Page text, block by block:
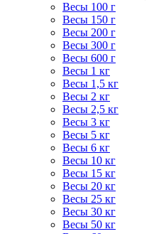
Весы 100 г
Весы 150 г
Весы 200 г
Весы 300 г
Весы 600 г
Весы 1 кг
Весы 1,5 кг
Весы 2 кг
Весы 2,5 кг
Весы 3 кг
Весы 5 кг
Весы 6 кг
Весы 10 кг
Весы 15 кг
Весы 20 кг
Весы 25 кг
Весы 30 кг
Весы 50 кг